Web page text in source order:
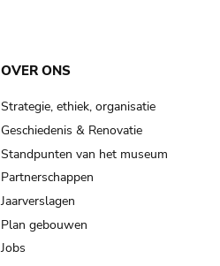
OVER ONS
Strategie, ethiek, organisatie
Geschiedenis & Renovatie
Standpunten van het museum
Partnerschappen
Jaarverslagen
Plan gebouwen
Jobs